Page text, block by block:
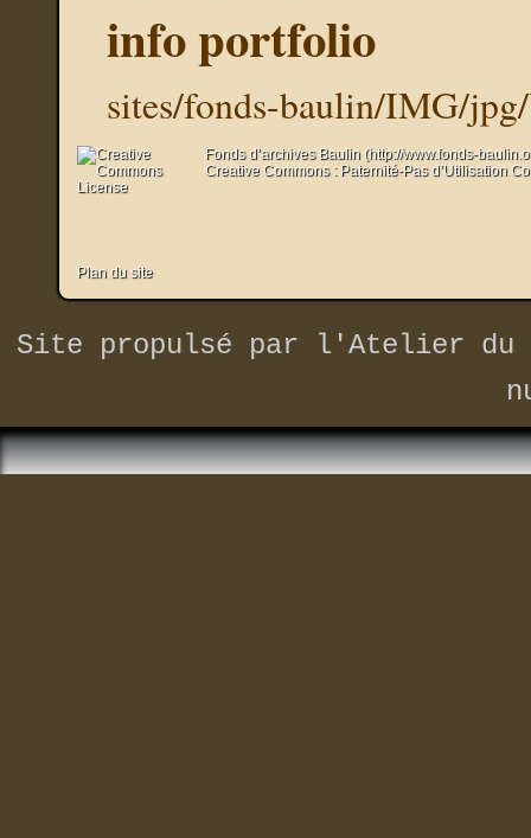
info portfolio
sites/fonds-baulin/IMG/
Fonds d’archives Baulin (http://www.fonds-
Creative Commons : Paternité-Pas d’Utilisation
Plan du site
Site propulsé par
l'Atelier du